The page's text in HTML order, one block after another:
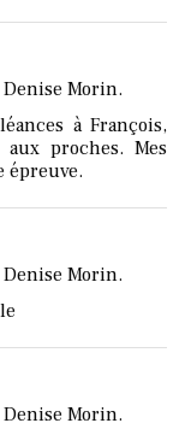
Morin.
à François,
proches. Mes
épreuve.
Morin.
Morin.